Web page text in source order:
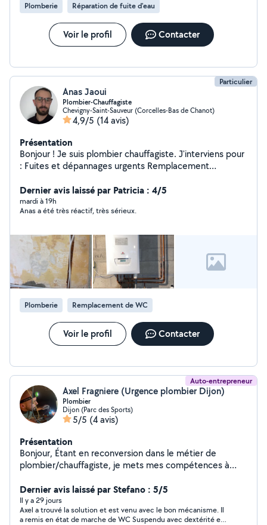
Plomberie Réparation de fuite d'eau
Voir le profil Contacter
Particulier
Anas Jaoui
Plombier-Chauffagiste
Chevigny-Saint-Sauveur (Corcelles-Bas de Chanot)
4,9/5 (14 avis)
Présentation
Bonjour ! Je suis plombier chauffagiste. J'interviens pour
: Fuites et dépannages urgents Remplacement
chauffe-eau Débouchage (WC, évier, douche) Petits
travaux sanitaires Sérieux, réactif et soigneux. Tarifs
honnêtes et devis gratuit.
Dernier avis laissé par Patricia : 4/5
mardi à 19h
Anas a été très réactif, très sérieux.
Plomberie Remplacement de WC
Voir le profil Contacter
Auto-entrepreneur
Axel Fragniere (Urgence plombier Dijon)
Plombier
Dijon (Parc des Sports)
5/5 (4 avis)
Présentation
Bonjour, Étant en reconversion dans le métier de
plombier/chauffagiste, je mets mes compétences à
polyvalent, je suis également à l'aise dans différents
domaines afin de m'adapter au mieux à vos demandes.
N'hésitez pas à me contacter ! Au plaisir, Axel
Dernier avis laissé par Stefano : 5/5
Il y a 29 jours
Axel a trouvé la solution et est venu avec le bon mécanisme. Il
a remis en état de marche de WC Suspendu avec dextérité et